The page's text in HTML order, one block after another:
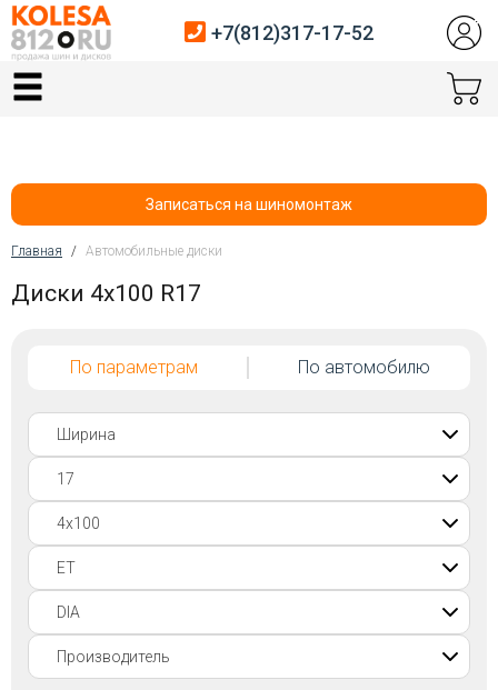
Главная
Автосервис
Датчики давления
Покупателям
Контакты
Войти на сайт
+7(812)317-
17-
52
+7(812)317-17-52
Записаться на шиномонтаж
Вы здесь
Главная / Автомобильные диски
Диски 4x100 R17
По параметрам По автомобилю